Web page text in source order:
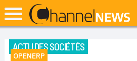
ACTU DES SOCIÉTÉS
OPENERP